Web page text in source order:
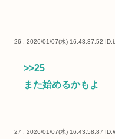
26 : 2026/01/07(水) 16:43:37.52
>>25
また始めるかもよ
27 : 2026/01/07(水) 16:43:58.87